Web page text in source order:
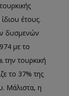
έτους.
δυσμενών
με το
την τουρκική
το 37% της
Μάλιστα, η